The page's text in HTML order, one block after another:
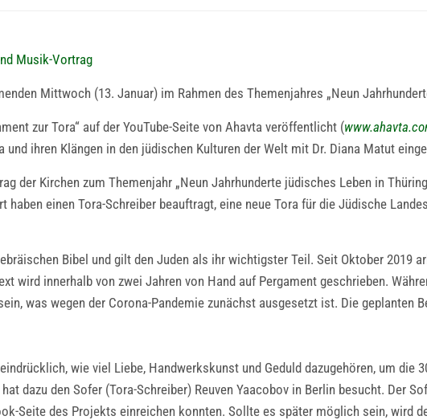
Musik-Vortrag
Mittwoch (13. Januar) im Rahmen des Themenjahres „Neun
zur Tora“ auf der YouTube-Seite von Ahavta veröffentlicht (
ihren Klängen in den jüdischen Kulturen der Welt mit Dr. Diana Matut
der Kirchen zum Themenjahr „Neun Jahrhunderte jüdisches Leben in
einen Tora-Schreiber beauftragt, eine neue Tora für die Jüdische
Bibel und gilt den Juden als ihr wichtigster Teil. Seit Oktober 2019
wird innerhalb von zwei Jahren von Hand auf Pergament geschrieben.
was wegen der Corona-Pandemie zunächst ausgesetzt ist. Die geplanten
wie viel Liebe, Handwerkskunst und Geduld dazugehören, um die
dazu den Sofer (Tora-Schreiber) Reuven Yaacobov in Berlin besucht. Der
Seite des Projekts einreichen konnten. Sollte es später möglich sein, wird